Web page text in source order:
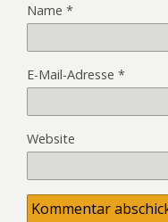
Name *
E-Mail-Adresse *
Website